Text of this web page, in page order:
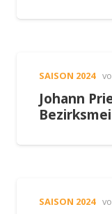
SAISON 2024
Johann
SAISON 2024